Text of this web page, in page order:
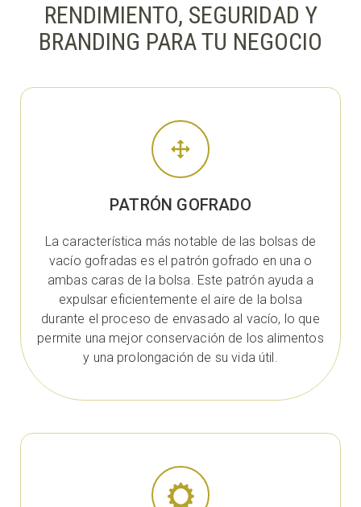
RENDIMIENTO, SEGURIDAD Y
BRANDING PARA TU NEGOCIO
PATRÓN GOFRADO
La característica más notable de las bolsas de
vacío gofradas es el patrón gofrado en una o
ambas caras de la bolsa. Este patrón ayuda a
expulsar eficientemente el aire de la bolsa
durante el proceso de envasado al vacío, lo que
permite una mejor conservación de los alimentos
y una prolongación de su vida útil.